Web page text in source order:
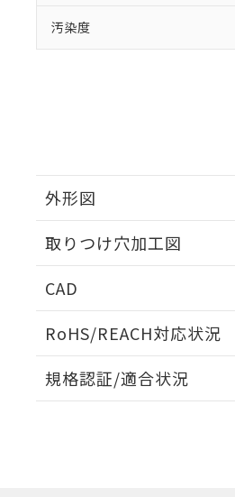
汚染度
外形図
取りつけ穴加工図
CAD
RoHS/REACH対応状況
EU RoHS 注意事項・凡例
規格認証/適合状況